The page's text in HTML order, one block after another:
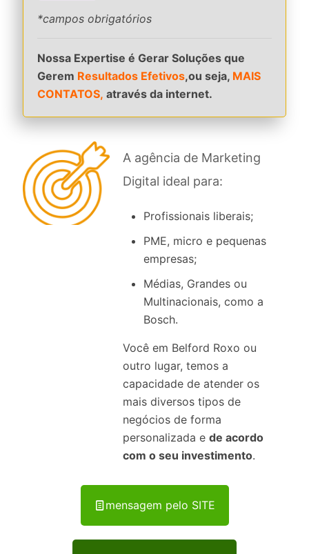
*campos obrigatórios
Nossa Expertise é Gerar Soluções que
Gerem Resultados Efetivos,ou seja, MAIS
CONTATOS, através da internet.
A agência de Marketing
Digital ideal para:
Profissionais liberais;
PME, micro e pequenas
empresas;
Médias, Grandes ou
Multinacionais, como a
Bosch.
Você em Belford Roxo ou
outro lugar, temos a
capacidade de atender os
mais diversos tipos de
negócios de forma
personalizada e de acordo
com o seu investimento.
mensagem pelo SITE